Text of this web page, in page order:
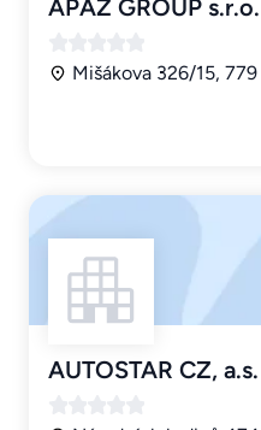
APAZ GROUP s.r.o.
Mišákova 326/15,
AUTOSTAR CZ, a.s.